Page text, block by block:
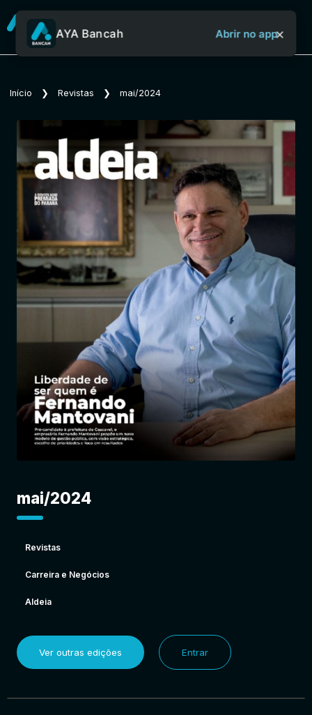
Sobre o Aya Bancah
Início
Revistas
Jornais
Notícias
Entrar
AYA Bancah Abrir no app×
Início ❯ Revistas ❯ mai/2024
mai/2024
Revistas
Carreira e Negócios
Aldeia
Ver outras edições Entrar